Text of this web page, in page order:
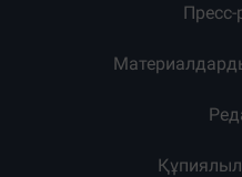
Пресс-